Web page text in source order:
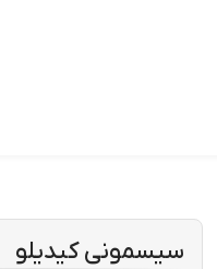
سیسمونی کیدیلو